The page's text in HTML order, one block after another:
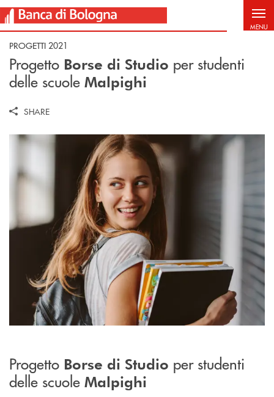
Salta al contenuto principale
MENU
PROGETTI 2021
Progetto Borse di Studio per studenti
delle scuole Malpighi
SHARE
Progetto Borse di Studio per studenti
delle scuole Malpighi